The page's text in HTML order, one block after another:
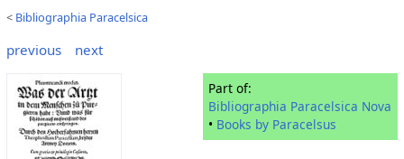
< Bibliographia Paracelsica
previous next
Part of:
Bibliographia Paracelsica Nova
• Books by Paracelsus